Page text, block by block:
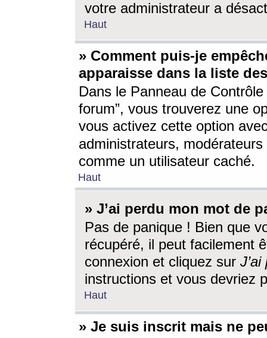
votre administrateur a
Haut
» Comment puis-je
apparaisse dans la liste
Dans le Panneau de
forum”, vous trouverez une
vous activez cette option
administrateurs,
comme un utilisateur caché.
Haut
» J’ai perdu mon mot de
Pas de panique ! Bien que
récupéré, il peut facilement
connexion et cliquez sur
instructions et vous devriez
Haut
» Je suis inscrit mais ne